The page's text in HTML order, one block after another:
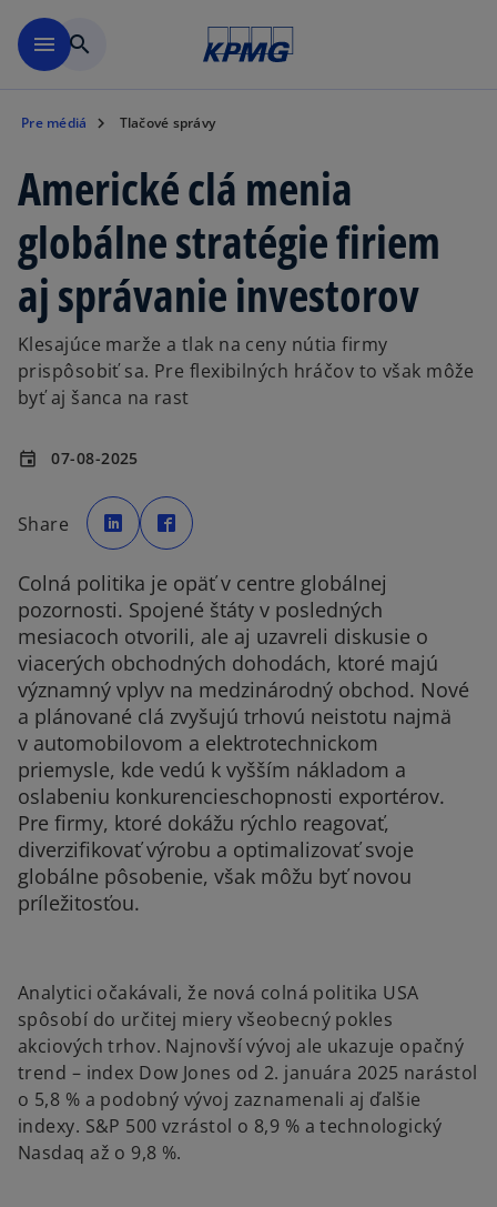
menu search
Pre médiá Tlačové správy
Americké clá menia
globálne stratégie firiem
aj správanie investorov
Klesajúce marže a tlak na ceny nútia firmy
prispôsobiť sa. Pre flexibilných hráčov to však môže
byť aj šanca na rast
event 07-08-2025
Share
o
p
e
n
n
a
n
e
w
t
a
b
p
e
n
a
n
e
w
t
a
b
Colná politika je opäť v centre globálnej
pozornosti. Spojené štáty v posledných
mesiacoch otvorili, ale aj uzavreli diskusie o
viacerých obchodných dohodách, ktoré majú
významný vplyv na medzinárodný obchod. Nové
a plánované clá zvyšujú trhovú neistotu najmä
v automobilovom a elektrotechnickom
priemysle, kde vedú k vyšším nákladom a
oslabeniu konkurencieschopnosti exportérov.
Pre firmy, ktoré dokážu rýchlo reagovať,
diverzifikovať výrobu a optimalizovať svoje
globálne pôsobenie, však môžu byť novou
príležitosťou.
Analytici očakávali, že nová colná politika USA
spôsobí do určitej miery všeobecný pokles
akciových trhov. Najnovší vývoj ale ukazuje opačný
trend – index Dow Jones od 2. januára 2025 narástol
o 5,8 % a podobný vývoj zaznamenali aj ďalšie
indexy. S&P 500 vzrástol o 8,9 % a technologický
Nasdaq až o 9,8 %.